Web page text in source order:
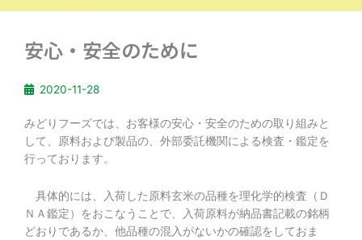
安心・安全のために
2020-11-28
みどりフーズでは、お客様の安心・安全のための取り組みと
して、原料および製品の、外部委託機関による検査・鑑定を
行っております。
具体的には、入荷した原料玄米の品種を理化学的検査（Ｄ
ＮＡ鑑定）をおこなうことで、入荷原料が納品書記載の銘柄
どおりであるか、他品種の混入がないかの確認をしておま